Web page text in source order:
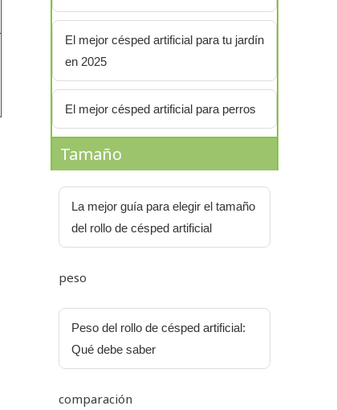
El mejor césped artificial para tu jardín
en 2025
El mejor césped artificial para perros
Tamaño
La mejor guía para elegir el tamaño
del rollo de césped artificial
peso
Peso del rollo de césped artificial:
Qué debe saber
comparación